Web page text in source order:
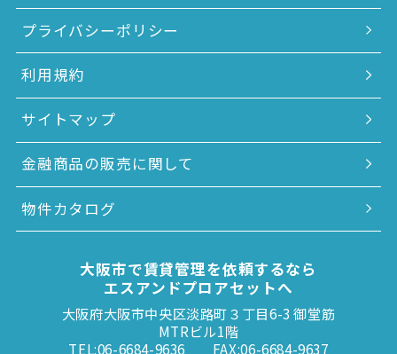
プライバシーポリシー
利用規約
サイトマップ
金融商品の販売に関して
物件カタログ
大阪市で賃貸管理を依頼するなら
エスアンドプロアセットへ
大阪府大阪市中央区淡路町３丁目6-3 御堂筋
MTRビル1階
TEL:06-6684-9636
FAX:06-6684-9637